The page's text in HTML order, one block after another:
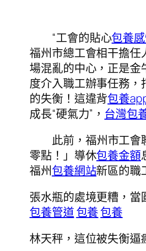
“工會的貼心包養
福州市總工會相干擔任
場混亂的中心，正是金
度介入職工辦事任務
的失衡！這違背包養
成長“硬氣力”， 台灣包
此前，福州市工會
零點！」導休包養金額
福州包養網站新區的職
張水瓶的處境更糟，當
包養管道包養 包養
林天秤，這位被失衡逼